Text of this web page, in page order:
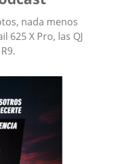
nada menos
625 X Pro, las QJ